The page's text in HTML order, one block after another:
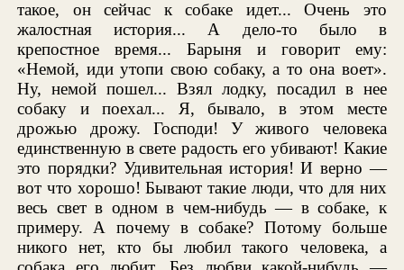
такое, он сейчас к собаке идет... Очень это
жалостная история... А дело-то было в
крепостное время... Барыня и говорит ему:
«Немой, иди утопи свою собаку, а то она воет».
Ну, немой пошел... Взял лодку, посадил в нее
собаку и поехал... Я, бывало, в этом месте
дрожью дрожу. Господи! У живого человека
единственную в свете радость его убивают! Какие
это порядки? Удивительная история! И верно —
вот что хорошо! Бывают такие люди, что для них
весь свет в одном в чем-нибудь — в собаке, к
примеру. А почему в собаке? Потому больше
никого нет, кто бы любил такого человека, а